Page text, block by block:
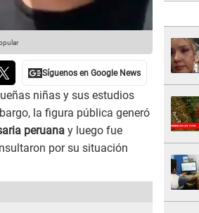
niñas y sus estudios
la figura pública generó
peruana y luego fue
por su situación